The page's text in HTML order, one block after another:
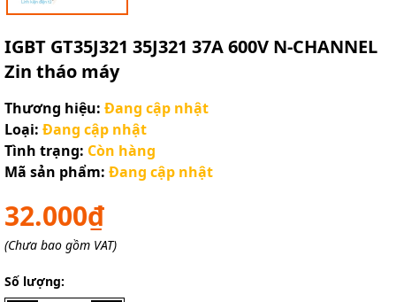
IGBT GT35J321 35J321 37A 600V N-CHANNEL
Zin tháo máy
Thương hiệu: Đang cập nhật
Loại: Đang cập nhật
Tình trạng: Còn hàng
Mã sản phẩm: Đang cập nhật
32.000₫
(Chưa bao gồm VAT)
Số lượng: